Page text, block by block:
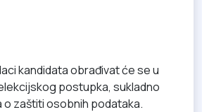
kandidata obrađivat će se u
postupka, sukladno
o zaštiti osobnih podataka.